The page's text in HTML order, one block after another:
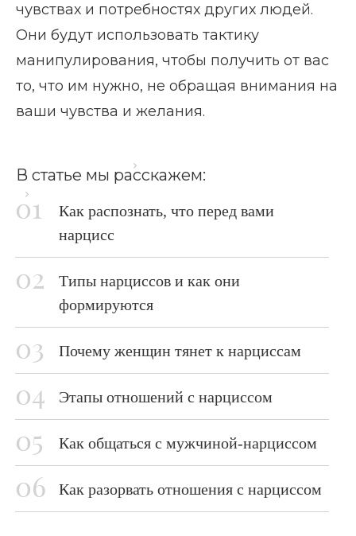
чувствах и потребностях других людей.
Они будут использовать тактику
манипулирования, чтобы получить от вас
то, что им нужно, не обращая внимания на
ваши чувства и желания.
В статье мы расскажем:
Как распознать, что перед вами
нарцисс
Типы нарциссов и как они
формируются
Почему женщин тянет к нарциссам
Этапы отношений с нарциссом
Как общаться с мужчиной-нарциссом
Как разорвать отношения с нарциссом